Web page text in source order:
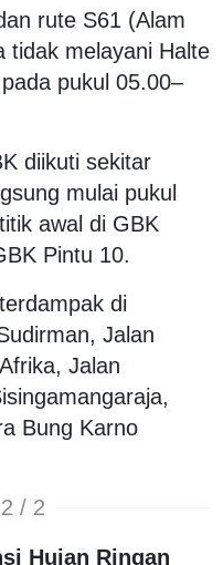
rute S61 (Alam
tidak melayani Halte
pukul 05.00–
diikuti sekitar
mulai pukul
awal di GBK
Pintu 10.
di
Jalan
Jalan
Bung Karno
/ 2
Hujan Ringan